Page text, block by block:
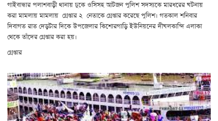
গাইবান্ধার পলাশবাড়ী থানায় ঢুকে ওসিসহ আটজন পুলিশ সদস্যকে মারধরের ঘটনায়
করা মামলায় মামলায় গ্রেপ্তার ২ নেতাকে গ্রেপ্তার করেছে পুলিশ। গতকাল শনিবার
দিবাগত রাত দেড়টার দিকে উপজেলার কিশোরগাড়ি ইউনিয়নের দীঘলকান্দি এলাকা
থেকে তাঁদের গ্রেপ্তার করা হয়।
গ্রেপ্তার